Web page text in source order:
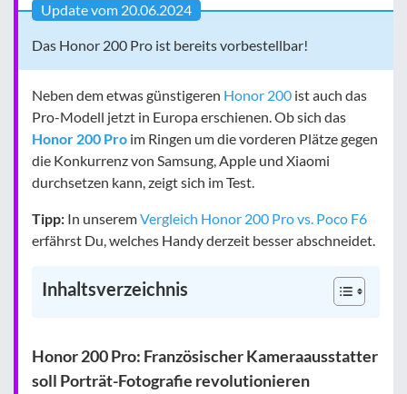
Update vom 20.06.2024
Das Honor 200 Pro ist bereits vorbestellbar!
Neben dem etwas günstigeren Honor 200 ist auch das
Pro-Modell jetzt in Europa erschienen. Ob sich das
Honor 200 Pro im Ringen um die vorderen Plätze gegen
die Konkurrenz von Samsung, Apple und Xiaomi
durchsetzen kann, zeigt sich im Test.
Tipp: In unseremVergleich Honor 200 Pro vs. Poco F6
erfährst Du, welches Handy derzeit besser abschneidet.
Inhaltsverzeichnis
Honor 200 Pro: Französischer Kameraausstatter
soll Porträt-Fotografie revolutionieren